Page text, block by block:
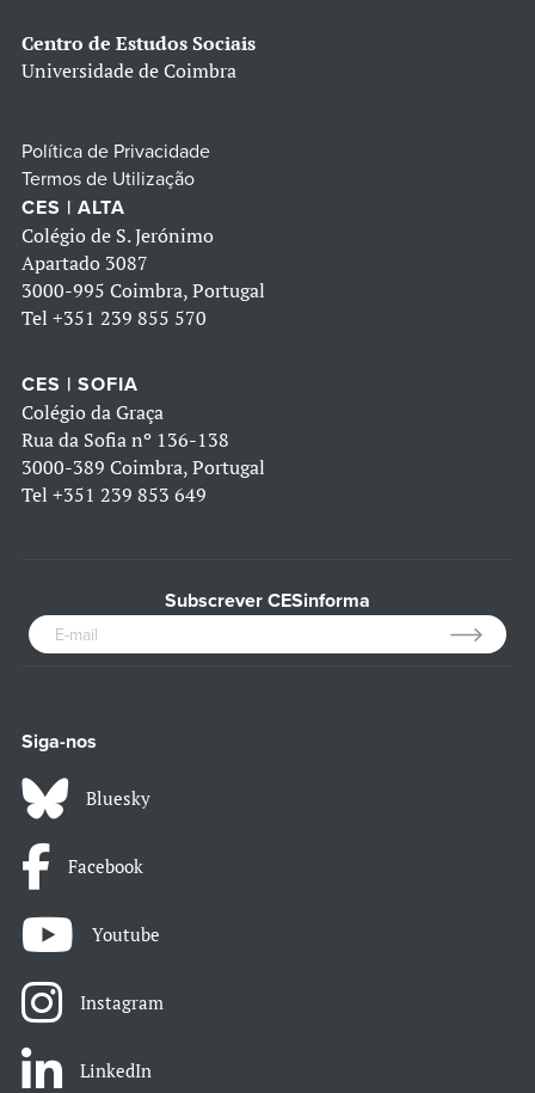
Centro de Estudos Sociais
Universidade de Coimbra
Política de Privacidade
Termos de Utilização
CES | ALTA
Colégio de S. Jerónimo
Apartado 3087
3000-995 Coimbra, Portugal
Tel +351 239 855 570
CES | SOFIA
Colégio da Graça
Rua da Sofia nº 136-138
3000-389 Coimbra, Portugal
Tel +351 239 853 649
Subscrever CESinforma
Siga-nos
Bluesky
Facebook
Youtube
Instagram
LinkedIn